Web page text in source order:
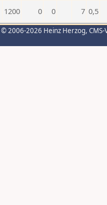
1200 0 0 7 0,5
© 2006-2026 Heinz Herzog,